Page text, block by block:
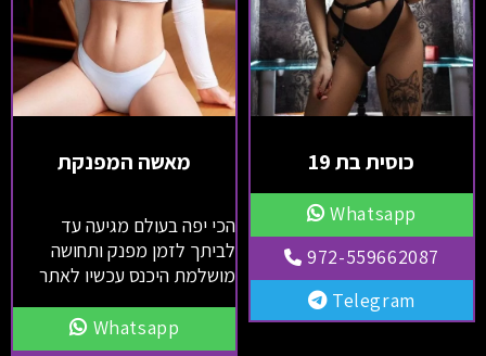
כוסית בת 19
Whatsapp
972-559662087
Telegram
מאשה המפנקת
הכי יפה בעולם מגיעה עד
לביתך לזמן מפנק ותחושה
מושלמת היכנס עכשיו לאתר
Whatsapp